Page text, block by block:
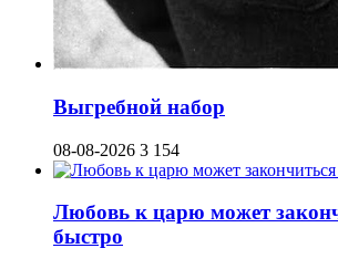
Выгребной набор
08-08-2026 3 154
Любовь к царю может
быстро